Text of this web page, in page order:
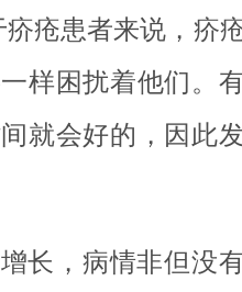
疮患者来说，疥
样困扰着他们。
就会好的，因此
长，病情非但没